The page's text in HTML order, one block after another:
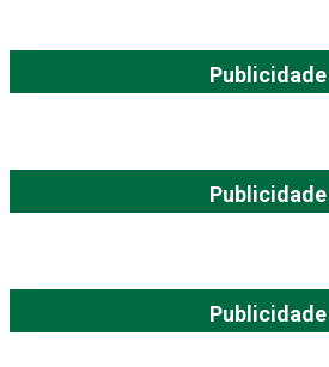
Publicidade
Publicidade
Publicidade